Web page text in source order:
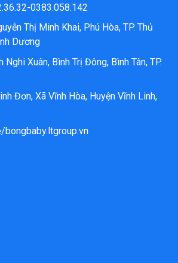
0383.058.142
Thị Minh Khai, Phú Hòa, TP. Thủ
Dương
Xuân, Bình Trị Đông, Bình Tân, TP.
Đơn, Xã Vĩnh Hòa, Huyện Vĩnh Linh,
bongbaby.ltgroup.vn